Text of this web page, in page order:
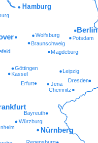
Würzburg
Bayreuth
Chemnitz
Erfurt Jena
Dresden
Kassel
Göttingen
Magdeburg
Braunschweig
Potsdam
Wolfsburg
Nürnberg
Leipzig
Berlin
Hamburg